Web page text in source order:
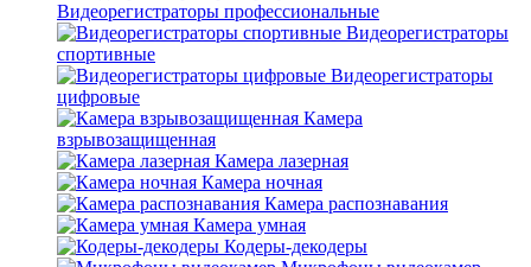
Видеорегистраторы профессиональные
Видеорегистраторы
спортивные
Видеорегистраторы
цифровые
Камера
взрывозащищенная
Камера лазерная
Камера ночная
Камера распознавания
Камера умная
Кодеры-декодеры